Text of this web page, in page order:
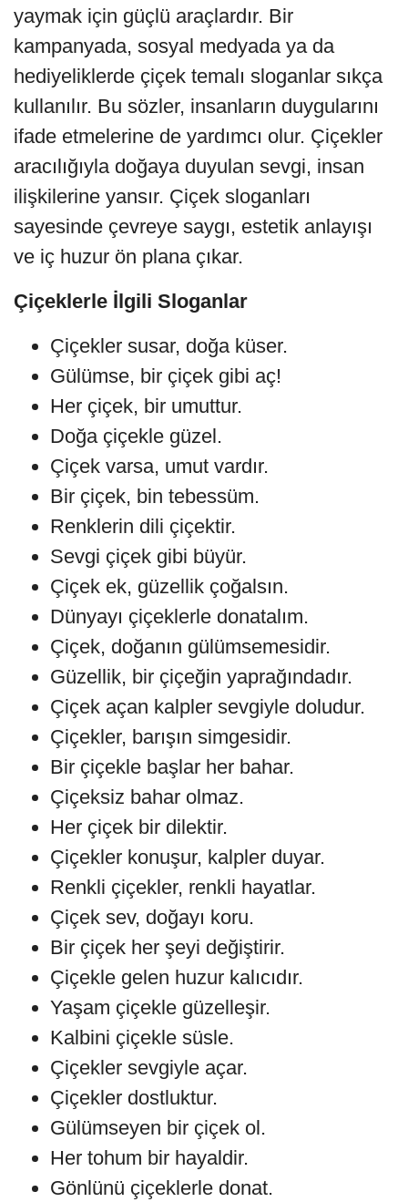
yaymak için güçlü araçlardır. Bir
kampanyada, sosyal medyada ya da
hediyeliklerde çiçek temalı sloganlar sıkça
kullanılır. Bu sözler, insanların duygularını
ifade etmelerine de yardımcı olur. Çiçekler
aracılığıyla doğaya duyulan sevgi, insan
ilişkilerine yansır. Çiçek sloganları
sayesinde çevreye saygı, estetik anlayışı
ve iç huzur ön plana çıkar.
Çiçeklerle İlgili Sloganlar
Çiçekler susar, doğa küser.
Gülümse, bir çiçek gibi aç!
Her çiçek, bir umuttur.
Doğa çiçekle güzel.
Çiçek varsa, umut vardır.
Bir çiçek, bin tebessüm.
Renklerin dili çiçektir.
Sevgi çiçek gibi büyür.
Çiçek ek, güzellik çoğalsın.
Dünyayı çiçeklerle donatalım.
Çiçek, doğanın gülümsemesidir.
Güzellik, bir çiçeğin yaprağındadır.
Çiçek açan kalpler sevgiyle doludur.
Çiçekler, barışın simgesidir.
Bir çiçekle başlar her bahar.
Çiçeksiz bahar olmaz.
Her çiçek bir dilektir.
Çiçekler konuşur, kalpler duyar.
Renkli çiçekler, renkli hayatlar.
Çiçek sev, doğayı koru.
Bir çiçek her şeyi değiştirir.
Çiçekle gelen huzur kalıcıdır.
Yaşam çiçekle güzelleşir.
Kalbini çiçekle süsle.
Çiçekler sevgiyle açar.
Çiçekler dostluktur.
Gülümseyen bir çiçek ol.
Her tohum bir hayaldir.
Gönlünü çiçeklerle donat.